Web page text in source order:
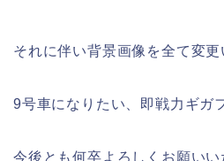
それに伴い背景画像を全て変更
9号車になりたい、即戦力ギガ
今後とも何卒よろしくお願いい